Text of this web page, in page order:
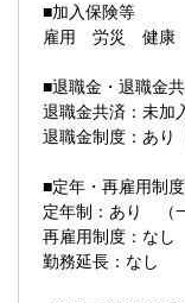
■加入保険等
雇用 労災 健康
■退職金・退職金
退職金共済：未加
退職金制度：あり
■定年・再雇用制
定年制：あり （
再雇用制度：なし
勤務延長：なし